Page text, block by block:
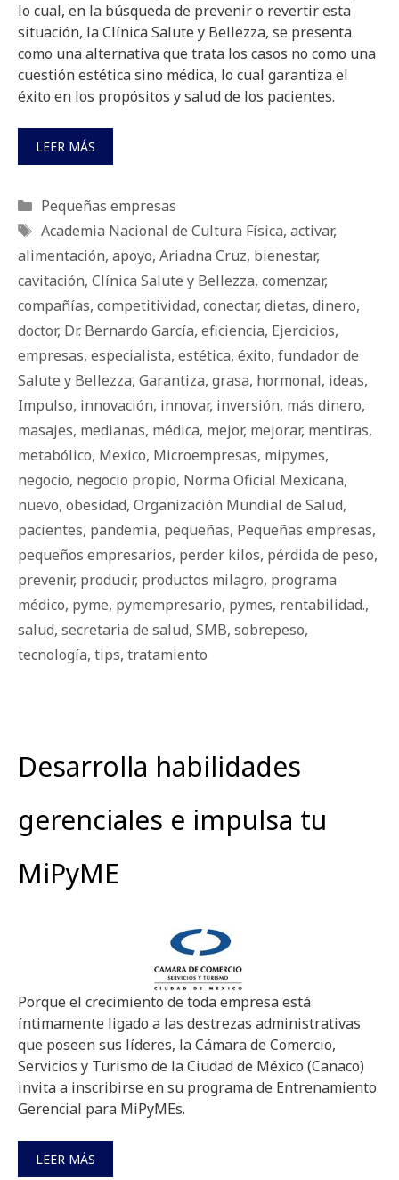
lo cual, en la búsqueda de prevenir o revertir esta
situación, la Clínica Salute y Bellezza, se presenta
como una alternativa que trata los casos no como una
cuestión estética sino médica, lo cual garantiza el
éxito en los propósitos y salud de los pacientes.
LEER MÁS
Categorías
Pequeñas empresas
Etiquetas
Academia Nacional de Cultura Física, activar,
alimentación, apoyo, Ariadna Cruz, bienestar,
cavitación, Clínica Salute y Bellezza, comenzar,
compañías, competitividad, conectar, dietas, dinero,
doctor, Dr. Bernardo García, eficiencia, Ejercicios,
empresas, especialista, estética, éxito, fundador de
Salute y Bellezza, Garantiza, grasa, hormonal, ideas,
Impulso, innovación, innovar, inversión, más dinero,
masajes, medianas, médica, mejor, mejorar, mentiras,
metabólico, Mexico, Microempresas, mipymes,
negocio, negocio propio, Norma Oficial Mexicana,
nuevo, obesidad, Organización Mundial de Salud,
pacientes, pandemia, pequeñas, Pequeñas empresas,
pequeños empresarios, perder kilos, pérdida de peso,
prevenir, producir, productos milagro, programa
médico, pyme, pymempresario, pymes, rentabilidad.,
salud, secretaria de salud, SMB, sobrepeso,
tecnología, tips, tratamiento
Desarrolla habilidades
gerenciales e impulsa tu
MiPyME
Porque el crecimiento de toda empresa está
íntimamente ligado a las destrezas administrativas
que poseen sus líderes, la Cámara de Comercio,
Servicios y Turismo de la Ciudad de México (Canaco)
invita a inscribirse en su programa de Entrenamiento
Gerencial para MiPyMEs.
LEER MÁS